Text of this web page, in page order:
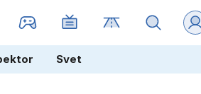
Svet